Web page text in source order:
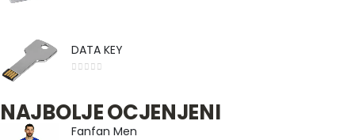
DATA KEY
NAJBOLJE OCJENJENI
Fanfan Men